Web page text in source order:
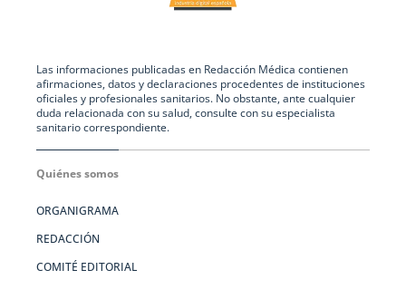
Las informaciones publicadas en Redacción Médica contienen
afirmaciones, datos y declaraciones procedentes de instituciones
oficiales y profesionales sanitarios. No obstante, ante cualquier
duda relacionada con su salud, consulte con su especialista
sanitario correspondiente.
Quiénes somos
ORGANIGRAMA
REDACCIÓN
COMITÉ EDITORIAL